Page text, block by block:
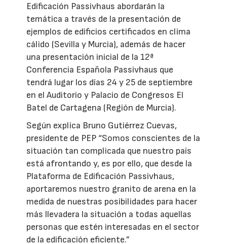
Edificación Passivhaus abordarán la
temática a través de la presentación de
ejemplos de edificios certificados en clima
cálido (Sevilla y Murcia), además de hacer
una presentación inicial de la 12ª
Conferencia Española Passivhaus que
tendrá lugar los días 24 y 25 de septiembre
en el Auditorio y Palacio de Congresos El
Batel de Cartagena (Región de Murcia).
Según explica Bruno Gutiérrez Cuevas,
presidente de PEP “Somos conscientes de la
situación tan complicada que nuestro país
está afrontando y, es por ello, que desde la
Plataforma de Edificación Passivhaus,
aportaremos nuestro granito de arena en la
medida de nuestras posibilidades para hacer
más llevadera la situación a todas aquellas
personas que estén interesadas en el sector
de la edificación eficiente.”